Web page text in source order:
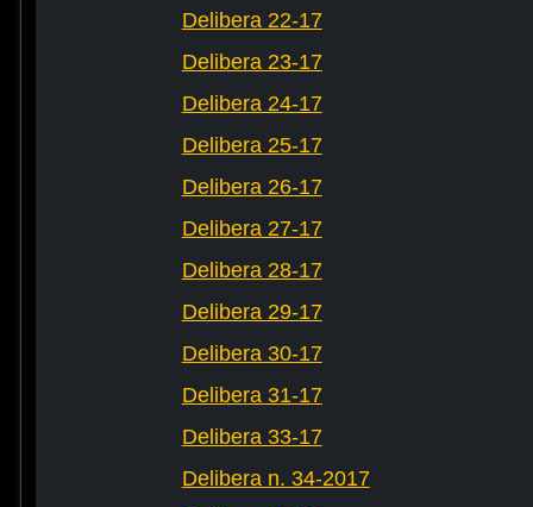
Delibera 22-17
Delibera 23-17
Delibera 24-17
Delibera 25-17
Delibera 26-17
Delibera 27-17
Delibera 28-17
Delibera 29-17
Delibera 30-17
Delibera 31-17
Delibera 33-17
Delibera n. 34-2017